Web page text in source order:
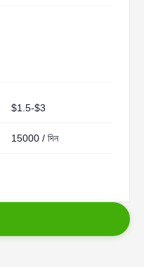
$1.5-$3
15000 / দিন